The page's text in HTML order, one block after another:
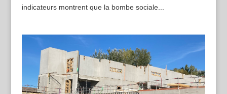
indicateurs montrent que la bombe sociale...